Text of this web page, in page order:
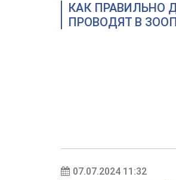
КАК ПРАВИЛЬНО
ПРОВОДЯТ В
07.07.2024 11:32